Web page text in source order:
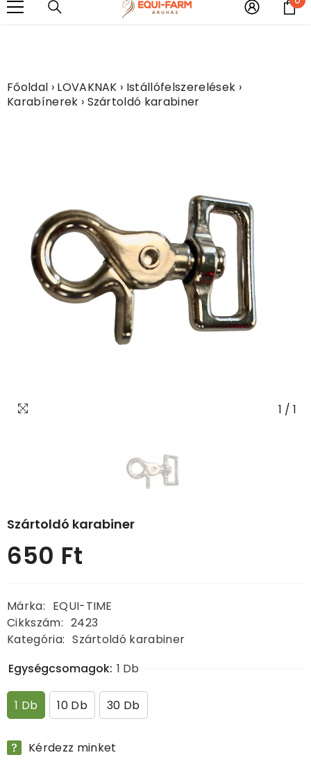
UGRÁS A TARTALOMHOZfém vízlehúzót adunk ajándékba!!!! Most minden
Főoldal › LOVAKNAK › Istállófelszerelések ›
Karabínerek › Szártoldó karabiner
1 / 1
Szártoldó karabiner
Normál
ár
650 Ft
Márka: EQUI-TIME
Cikkszám: 2423
Kategória: Szártoldó karabiner
Egységcsomagok: 1 Db
1 Db 10 Db 30 Db
Kérdezz minket